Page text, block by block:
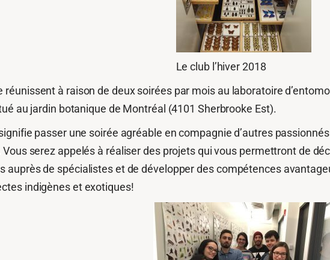
Le club l’hiver 2018
à raison de deux soirées par mois au laboratoire
au jardin botanique de Montréal (4101 Sherbrooke Est).
passer une soirée agréable en compagnie d’autres
serez appelés à réaliser des projets qui vous permettront de
auprès de spécialistes et de développer des compétences
indigènes et exotiques!